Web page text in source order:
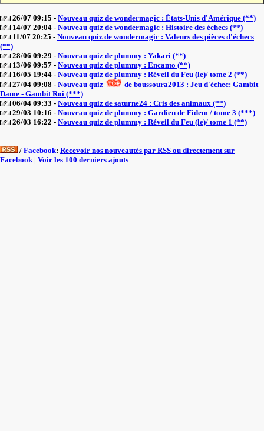
26/07 09:15 - Nouveau quiz de wondermagic : États-Unis d'Amérique (**)
14/07 20:04 - Nouveau quiz de wondermagic : Histoire des échecs (**)
11/07 20:25 - Nouveau quiz de wondermagic : Valeurs des pièces d'échecs
(**)
28/06 09:29 - Nouveau quiz de plummy : Yakari (**)
13/06 09:57 - Nouveau quiz de plummy : Encanto (**)
16/05 19:44 - Nouveau quiz de plummy : Réveil du Feu (le)/ tome 2 (**)
27/04 09:08 - Nouveau quiz
de boussoura2013 : Jeu d'échec: Gambit
Dame - Gambit Roi (***)
06/04 09:33 - Nouveau quiz de saturne24 : Cris des animaux (**)
29/03 10:16 - Nouveau quiz de plummy : Gardien de Fidem / tome 3 (***)
26/03 16:22 - Nouveau quiz de plummy : Réveil du Feu (le)/ tome 1 (**)
/ Facebook: Recevoir nos nouveautés par RSS ou directement sur
Facebook| Voir les 100 derniers ajouts